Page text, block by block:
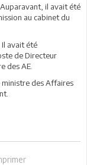
il avait été
au cabinet du
Il avait été
de Directeur
des AE.
ministre des Affaires